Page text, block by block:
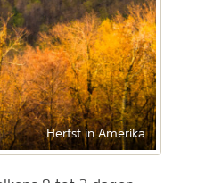
Herfst in Amerika